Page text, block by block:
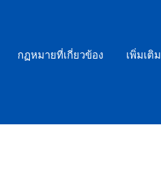
กฏหมายที่เกี่ยวข้อง เพิ่มเติม